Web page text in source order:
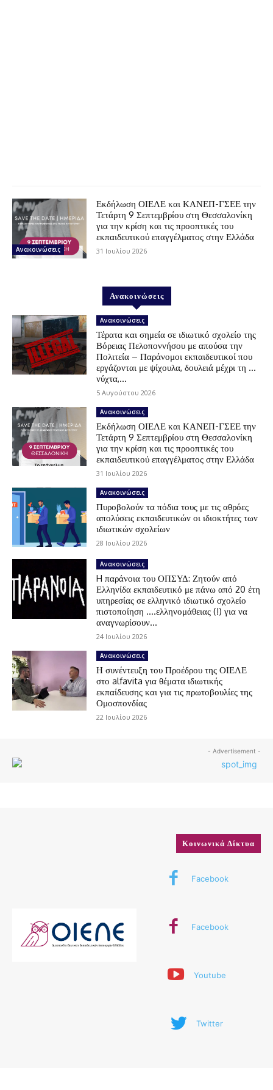
Ανακοινώσεις
Εκδήλωση ΟΙΕΛΕ και ΚΑΝΕΠ-ΓΣΕΕ την
Τετάρτη 9 Σεπτεμβρίου στη Θεσσαλονίκη
για την κρίση και τις προοπτικές του
εκπαιδευτικού επαγγέλματος στην Ελλάδα
31 Ιουλίου 2026
Ανακοινώσεις
Ανακοινώσεις
Τέρατα και σημεία σε ιδιωτικό σχολείο της
Βόρειας Πελοποννήσου με απούσα την
Πολιτεία – Παράνομοι εκπαιδευτικοί που
εργάζονται με ψίχουλα, δουλειά μέχρι τη …
νύχτα,...
5 Αυγούστου 2026
Ανακοινώσεις
Εκδήλωση ΟΙΕΛΕ και ΚΑΝΕΠ-ΓΣΕΕ την
Τετάρτη 9 Σεπτεμβρίου στη Θεσσαλονίκη
για την κρίση και τις προοπτικές του
εκπαιδευτικού επαγγέλματος στην Ελλάδα
31 Ιουλίου 2026
Ανακοινώσεις
Πυροβολούν τα πόδια τους με τις αθρόες
απολύσεις εκπαιδευτικών οι ιδιοκτήτες των
ιδιωτικών σχολείων
28 Ιουλίου 2026
Ανακοινώσεις
H παράνοια του ΟΠΣΥΔ: Ζητούν από
Ελληνίδα εκπαιδευτικό με πάνω από 20 έτη
υπηρεσίας σε ελληνικό ιδιωτικό σχολείο
πιστοποίηση ….ελληνομάθειας (!) για να
αναγνωρίσουν...
24 Ιουλίου 2026
Ανακοινώσεις
Η συνέντευξη του Προέδρου της ΟΙΕΛΕ
στο alfavita για θέματα ιδιωτικής
εκπαίδευσης και για τις πρωτοβουλίες της
Ομοσπονδίας
22 Ιουλίου 2026
- Advertisement -
Κοινωνικά Δίκτυα
Facebook
Facebook
Youtube
Twitter